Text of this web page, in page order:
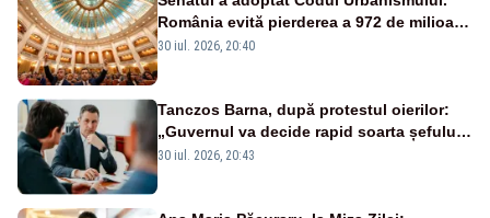
România evită pierderea a 972 de milioane
de euro din PNRR
30 iul. 2026, 20:40
Tanczos Barna, după protestul oierilor:
„Guvernul va decide rapid soarta șefului
ANSVSA”
30 iul. 2026, 20:43